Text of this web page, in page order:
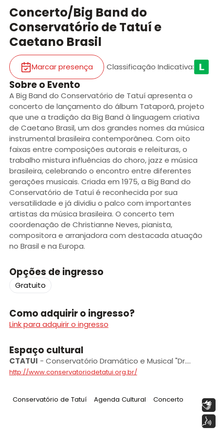
Concerto/Big Band do
Conservatório de Tatuí e
Caetano Brasil
Marcar presença Classificação Indicativa:
Sobre o Evento
A Big Band do Conservatório de Tatuí apresenta o
concerto de lançamento do álbum Tataporã, projeto
que une a tradição da Big Band à linguagem criativa
de Caetano Brasil, um dos grandes nomes da música
instrumental brasileira contemporânea. Com oito
faixas entre composições autorais e releituras, o
trabalho mistura influências do choro, jazz e música
brasileira, celebrando o encontro entre diferentes
gerações musicais. Criada em 1975, a Big Band do
Conservatório de Tatuí é reconhecida por sua
versatilidade e já dividiu o palco com importantes
artistas da música brasileira. O concerto tem
coordenação de Christianne Neves, pianista,
compositora e arranjadora com destacada atuação
no Brasil e na Europa.
Opções de ingresso
Gratuito
Como adquirir o ingresso?
Link para adquirir o ingresso
Espaço cultural
CTATUI - Conservatório Dramático e Musical "Dr.
Carlos de Campos” de Tatuí
http://www.conservatoriodetatui.org.br/
Tag:
Conservatório de Tatuí Tag:
Agenda Cultural Tag:
Concerto
Libras